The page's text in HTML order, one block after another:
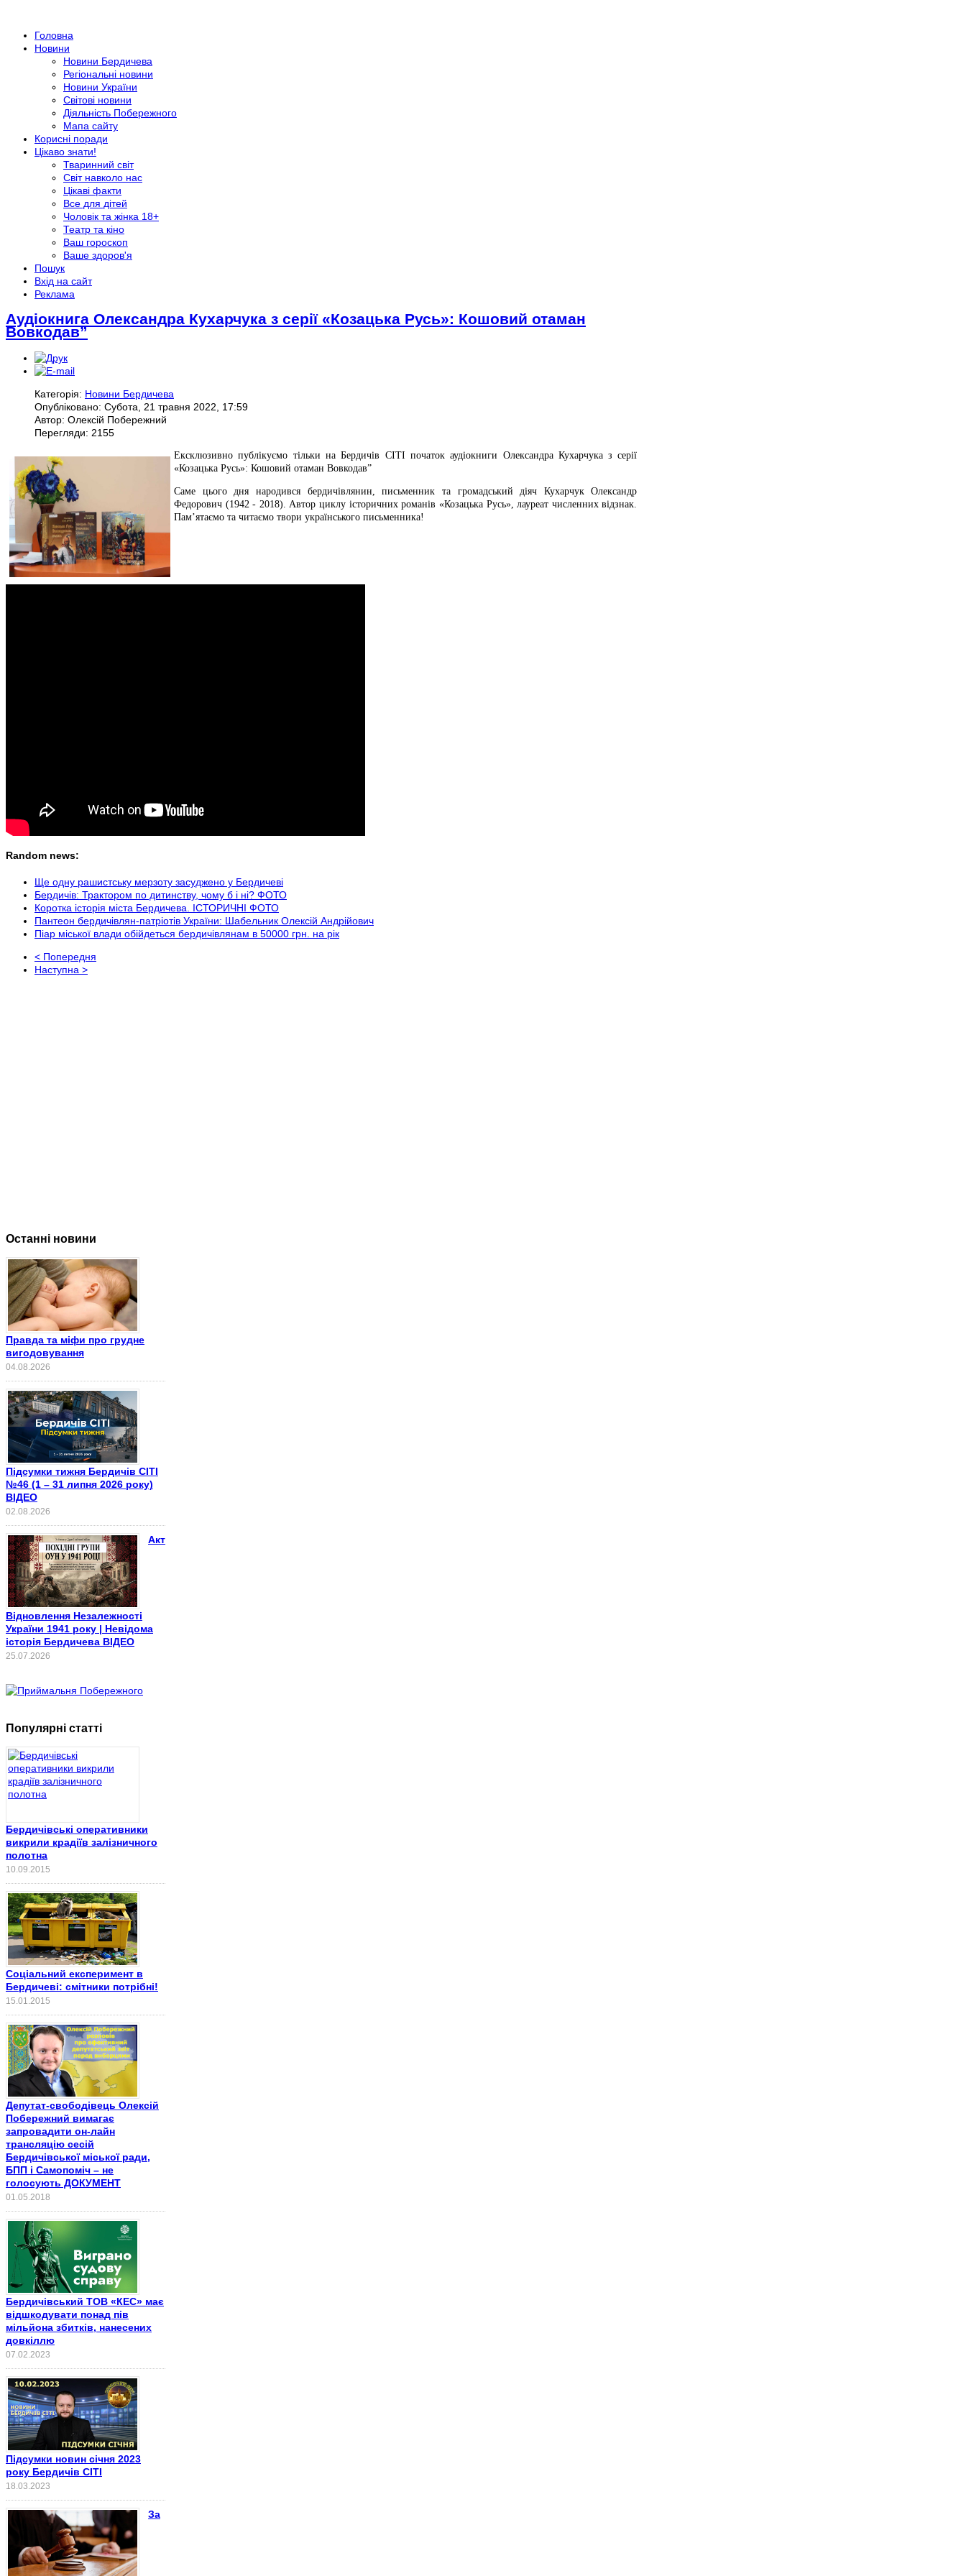
Головна
Новини
Новини Бердичева
Регіональні новини
Новини України
Світові новини
Діяльність Побережного
Мапа сайту
Корисні поради
Цікаво знати!
Тваринний світ
Світ навколо нас
Цікаві факти
Все для дітей
Чоловік та жінка 18+
Театр та кіно
Ваш гороскоп
Ваше здоров'я
Пошук
Вхід на сайт
Реклама
Аудіокнига Олександра Кухарчука з серії «Козацька Русь»: Кошовий отаман
Вовкодав”
Категорія: Новини Бердичева
Опубліковано: Субота, 21 травня 2022, 17:59
Автор: Олексій Побережний
Перегляди: 2155
Ексклюзивно публікуємо тільки на Бердичів СІТІ початок аудіокниги Олександра Кухарчука з серії
«Козацька Русь»: Кошовий отаман Вовкодав”
Саме цього дня народився бердичівлянин, письменник та громадський діяч Кухарчук Олександр
Федорович (1942 - 2018). Автор циклу історичних романів «Козацька Русь», лауреат численних відзнак.
Пам’ятаємо та читаємо твори українського письменника!
Random news:
Ще одну рашистську мерзоту засуджено у Бердичеві
Бердичів: Трактором по дитинству, чому б і ні? ФОТО
Коротка історія міста Бердичева. ІСТОРИЧНІ ФОТО
Пантеон бердичівлян-патріотів України: Шабельник Олексій Андрійович
Піар міської влади обійдеться бердичівлянам в 50000 грн. на рік
< Попередня
Наступна >
Останні новини
Правда та міфи про грудне
вигодовування
04.08.2026
Підсумки тижня Бердичів СІТІ
№46 (1 – 31 липня 2026 року)
ВІДЕО
02.08.2026
Акт
Відновлення Незалежності
України 1941 року | Невідома
історія Бердичева ВІДЕО
25.07.2026
Популярні статті
Бердичівські оперативники
викрили крадіїв залізничного
полотна
10.09.2015
Соціальний експеримент в
Бердичеві: смітники потрібні!
15.01.2015
Депутат-свободівець Олексій
Побережний вимагає
запровадити он-лайн
трансляцію сесій
Бердичівської міської ради,
БПП і Самопоміч – не
голосують ДОКУМЕНТ
01.05.2018
Бердичівський ТОВ «КЕС» має
відшкодувати понад пів
мільйона збитків, нанесених
довкіллю
07.02.2023
Підсумки новин січня 2023
року Бердичів СІТІ
18.03.2023
За